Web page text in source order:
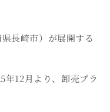
長崎市）が展開する
年12月より、卸売プラ